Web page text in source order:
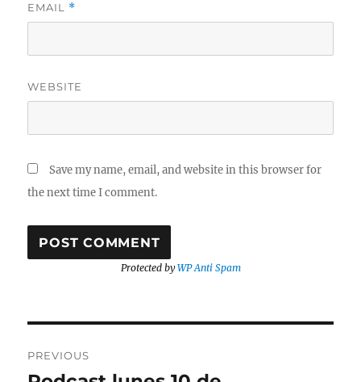
EMAIL *
WEBSITE
Save my name, email, and website in this browser for
the next time I comment.
Protected byWP Anti Spam
navigation
PREVIOUS